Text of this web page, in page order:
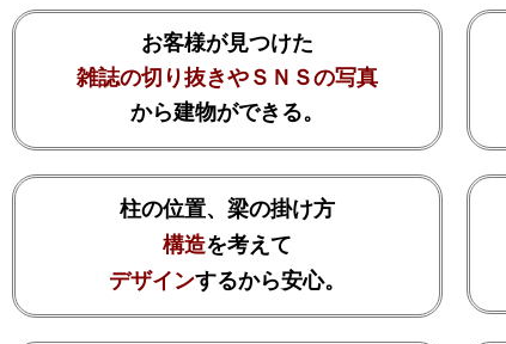
お客様が見つけた
雑誌の切り抜きやＳＮＳの写真
から建物ができる。
柱の位置、梁の掛け方
構造を考えて
デザインするから安心。